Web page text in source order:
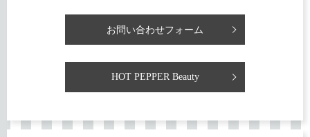
お問い合わせフォーム
HOT PEPPER Beauty